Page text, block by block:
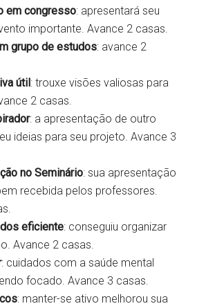
em congresso: apresentará seu
importante. Avance 2 casas.
grupo de estudos: avance 2
útil: trouxe visões valiosas para
2 casas.
: a apresentação de outro
ideias para seu projeto. Avance 3
no Seminário: sua apresentação
recebida pelos professores.
eficiente: conseguiu organizar
Avance 2 casas.
: cuidados com a saúde mental
focado. Avance 3 casas.
: manter-se ativo melhorou sua